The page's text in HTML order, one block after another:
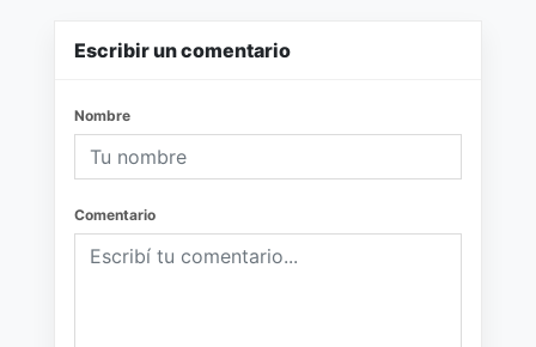
Escribir un comentario
Nombre
Comentario